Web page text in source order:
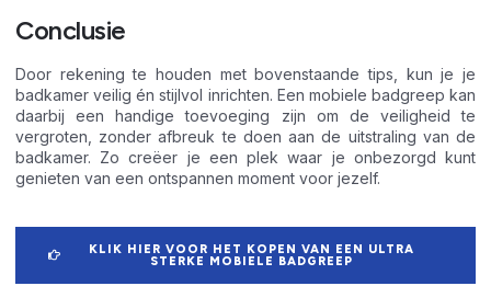
Conclusie
Door rekening te houden met bovenstaande tips, kun je je
badkamer veilig én stijlvol inrichten. Een mobiele badgreep kan
daarbij een handige toevoeging zijn om de veiligheid te
vergroten, zonder afbreuk te doen aan de uitstraling van de
badkamer. Zo creëer je een plek waar je onbezorgd kunt
genieten van een ontspannen moment voor jezelf.
KLIK HIER VOOR HET KOPEN VAN EEN ULTRA
STERKE MOBIELE BADGREEP